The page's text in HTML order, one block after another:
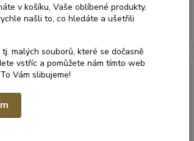
v košíku, Vaše oblíbené produkty,
našli to, co hledáte a ušetřili
tj. malých souborů, které se dočasně
vstříc a pomůžete nám tímto web
Vám slibujeme!